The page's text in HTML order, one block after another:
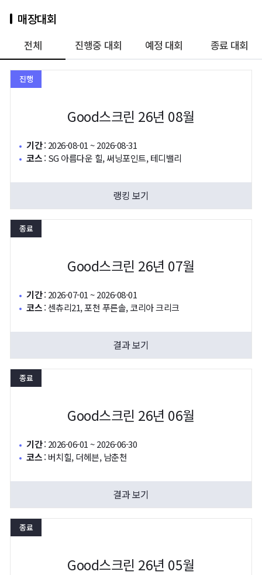
매장대회
전체 진행중 대회 예정 대회 종료 대회
진행
Good스크린 26년 08월
기간: 2026-08-01 ~ 2026-08-31
코스: SG 아름다운 힐, 써닝포인트, 테디밸리
랭킹 보기
종료
Good스크린 26년 07월
기간: 2026-07-01 ~ 2026-08-01
코스:센츄리21, 포천 푸른솔, 코리아 크리크
결과 보기
종료
Good스크린 26년 06월
기간: 2026-06-01 ~ 2026-06-30
코스: 버치힐, 더헤븐, 남춘천
결과 보기
종료
Good스크린 26년 05월